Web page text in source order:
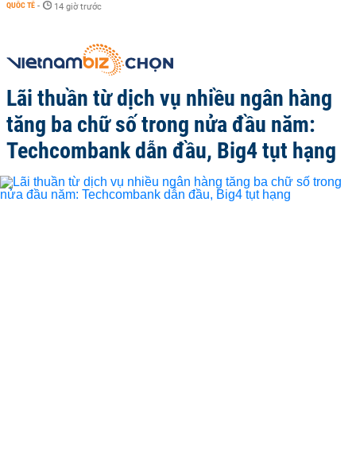
QUỐC TẾ - 14 giờ trước
Lãi thuần từ dịch vụ nhiều ngân hàng
tăng ba chữ số trong nửa đầu năm:
Techcombank dẫn đầu, Big4 tụt hạng